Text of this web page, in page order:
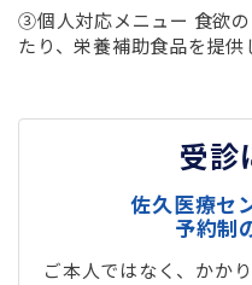
③個人対応メニュー 食欲
たり、栄養補助食品を提供
受診
佐久医療セ
予約制
ご本人ではなく、かか